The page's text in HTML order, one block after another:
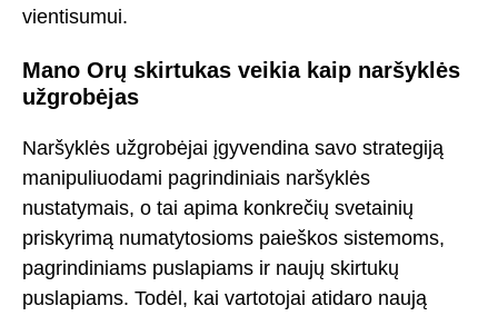
vientisumui.
Mano Orų skirtukas veikia kaip naršyklės
užgrobėjas
Naršyklės užgrobėjai įgyvendina savo strategiją
manipuliuodami pagrindiniais naršyklės
nustatymais, o tai apima konkrečių svetainių
priskyrimą numatytosioms paieškos sistemoms,
pagrindiniams puslapiams ir naujų skirtukų
puslapiams. Todėl, kai vartotojai atidaro naują